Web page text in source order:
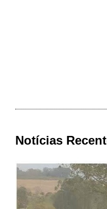
Notícias